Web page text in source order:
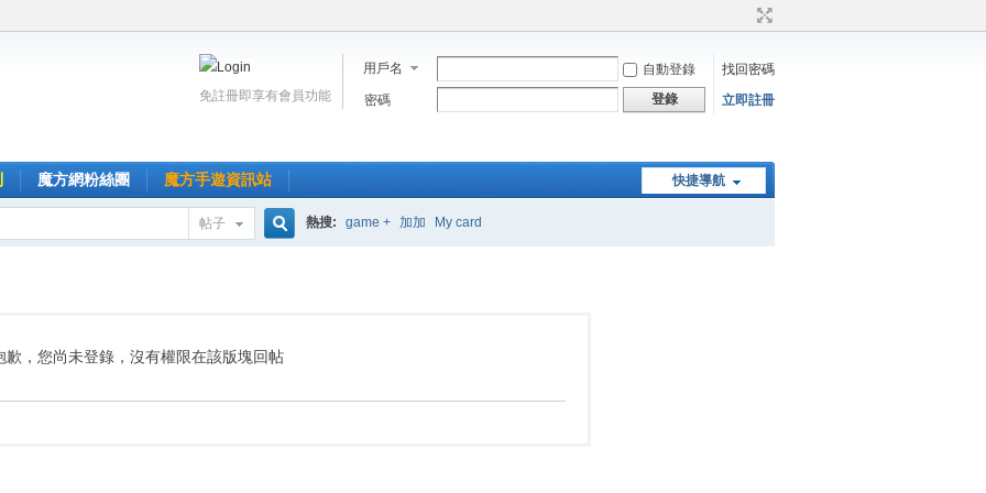
用戶名 自動登錄
找回密碼
密碼
登錄 立即註冊
免註冊即享有會員功能
快捷導航
魔方網粉絲團 魔方手遊資訊站
帖子
索
熱搜: game + 加加 My card
歉，您尚未登錄，沒有權限在該版塊回帖